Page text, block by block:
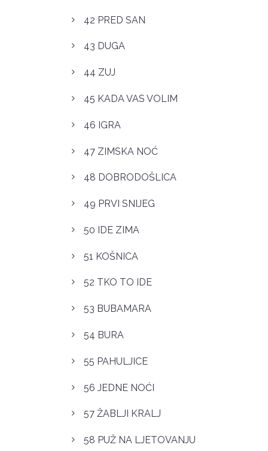
42 PRED SAN
43 DUGA
44 ZUJ
45 KADA VAS VOLIM
46 IGRA
47 ZIMSKA NOĆ
48 DOBRODOŠLICA
49 PRVI SNIJEG
50 IDE ZIMA
51 KOŠNICA
52 TKO TO IDE
53 BUBAMARA
54 BURA
55 PAHULJICE
56 JEDNE NOĆI
57 ŽABLJI KRALJ
58 PUŽ NA LJETOVANJU